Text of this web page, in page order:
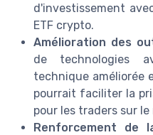
d'investissement
ETF crypto.
Amélioration des
de technologies
technique améliorée
pourrait faciliter la
pour les traders sur le
Renforcement de